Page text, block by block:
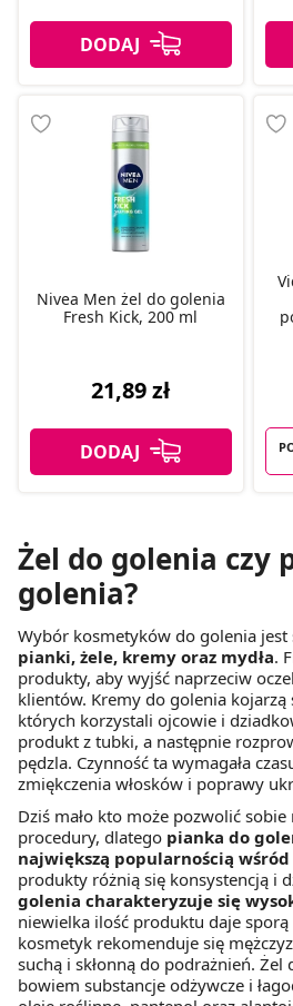
Nivea Men żel do golenia
Fresh Kick, 200 ml
21,89 zł
Żel do golenia czy
golenia?
Wybór kosmetyków do golenia
pianki, żele, kremy oraz mydła.
produkty, aby wyjść naprzeciw
klientów. Kremy do golenia kojarzą
których korzystali ojcowie i
produkt z tubki, a następnie
pędzla. Czynność ta wymagała
zmiękczenia włosków i poprawy
Dziś mało kto może pozwolić
procedury, dlatego pianka do
największą popularnością
produkty różnią się konsystencją i
golenia charakteryzuje się
niewielka ilość produktu daje sporą
kosmetyk rekomenduje się
suchą i skłonną do podrażnień. Żel
bowiem substancje odżywcze i